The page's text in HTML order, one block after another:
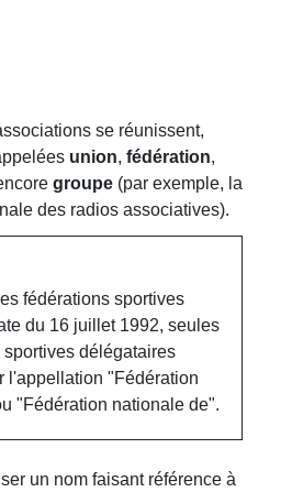
se réunissent,
union, fédération,
groupe (par exemple, la
des radios associatives).
fédérations sportives
du 16 juillet 1992, seules
sportives délégataires
l'appellation "Fédération
"Fédération nationale de".
un nom faisant référence à